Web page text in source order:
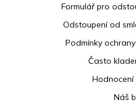
Formulář pro
Odstoupení od
Podmínky
Často
Náš